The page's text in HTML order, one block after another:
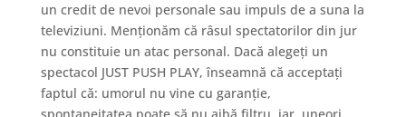
un credit de nevoi personale sau impuls de a suna la
televiziuni. Menționăm că râsul spectatorilor din jur
nu constituie un atac personal. Dacă alegeți un
spectacol JUST PUSH PLAY, înseamnă că acceptați
faptul că: umorul nu vine cu garanție,